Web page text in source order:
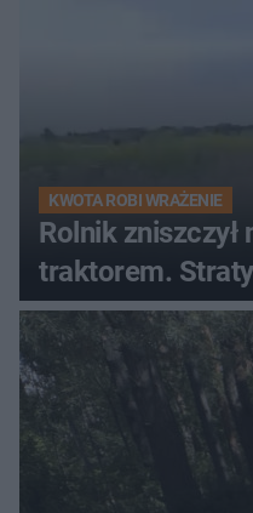
KWOTA ROBI WRAŻENIE
Rolnik zniszczył
traktorem.